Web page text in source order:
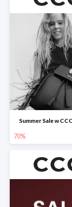
Summer Sale w
70%